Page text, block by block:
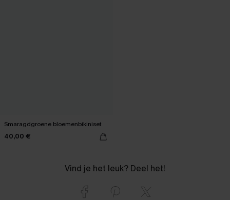
Smaragdgroene bloemenbikiniset
40,00 €
Vind je het leuk? Deel het!